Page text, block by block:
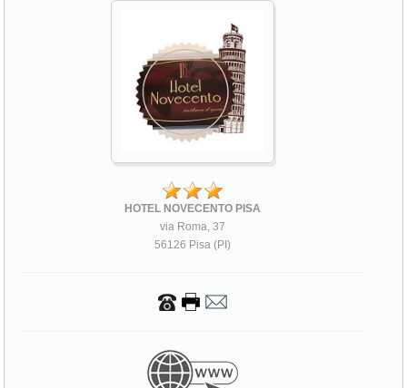
HOTEL NOVECENTO PISA
via Roma, 37
56126 Pisa (PI)